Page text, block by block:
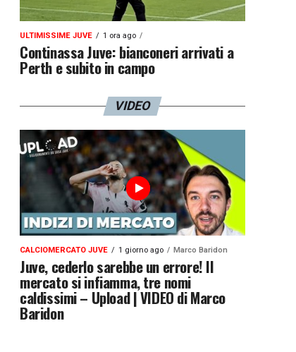
ULTIMISSIME JUVE 1 ora ago
Continassa Juve: bianconeri arrivati a
Perth e subito in campo
VIDEO
CALCIOMERCATO JUVE 1 giorno ago Marco Baridon
Juve, cederlo sarebbe un errore! Il
mercato si infiamma, tre nomi
caldissimi – Upload | VIDEO di Marco
Baridon